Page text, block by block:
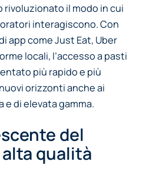
rivoluzionato il modo in cui
interagiscono. Con
app come Just Eat, Uber
locali, l’accesso a pasti
più rapido e più
orizzonti anche ai
di elevata gamma.
del
qualità